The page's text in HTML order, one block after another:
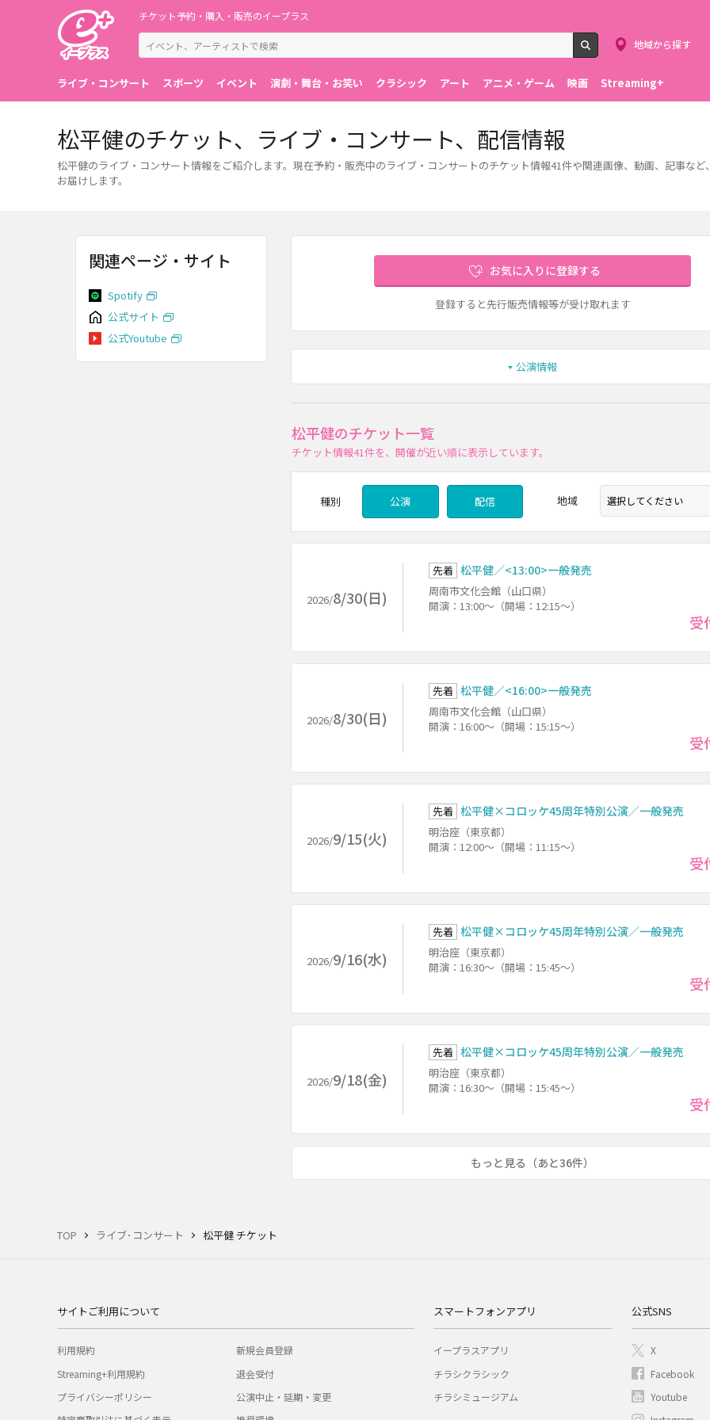
チケット予約・購入・販売のイープラス
検索
地域から探す
ライブ・コンサート スポーツ イベント 演劇・舞台・お笑い クラシック アート アニメ・ゲーム 映画 Streaming+
TOP ライブ･コンサート 松平健 チケット
松平健のチケット、ライブ・コンサート、配信情報
松平健のライブ・コンサート情報をご紹介します。現在予約・販売中のライブ・コンサートのチケット情報41件や関連画像、動画、記事な
お届けします。
お気に入りに登録する
登録すると先行販売情報等が受け取れます
公演情報
松平健のチケット一覧
チケット情報41件を、開催が近い順に表示しています。
種別 公演 配信 地域
2026/8/30(日)
先着 松平健／<13:00>一般発売
周南市文化会館（山口県）
開演：13:00～（開場：12:15～）
受
2026/8/30(日)
先着 松平健／<16:00>一般発売
周南市文化会館（山口県）
開演：16:00～（開場：15:15～）
受
2026/9/15(火)
先着 松平健×コロッケ45周年特別公演／一般発売
明治座（東京都）
開演：12:00～（開場：11:15～）
受
2026/9/16(水)
先着 松平健×コロッケ45周年特別公演／一般発売
明治座（東京都）
開演：16:30～（開場：15:45～）
受
2026/9/18(金)
先着 松平健×コロッケ45周年特別公演／一般発売
明治座（東京都）
開演：16:30～（開場：15:45～）
受
もっと見る（あと36件）
関連ページ・サイト
Spotify
公式サイト
公式Youtube
サイトご利用について
利用規約
Streaming+利用規約
プライバシーポリシー
新規会員登録
退会受付
公演中止・延期・変更
スマートフォンアプリ
イープラスアプリ
チラシクラシック
チラシミュージアム
公式SNS
X
Facebook
Youtube